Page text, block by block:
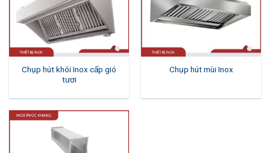
Chụp hút khói Inox cấp gió
tươi
Chụp hút mùi Inox